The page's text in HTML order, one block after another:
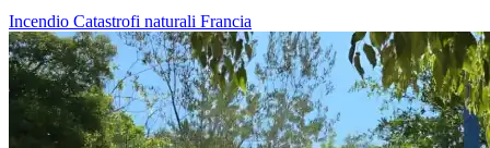
Incendio Catastrofi naturali Francia